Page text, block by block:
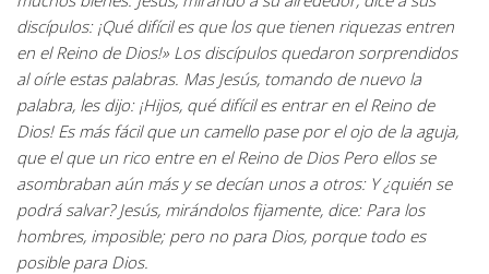
discípulos: ¡Qué difícil es que los que tienen riquezas entren
en el Reino de Dios!» Los discípulos quedaron sorprendidos
al oírle estas palabras. Mas Jesús, tomando de nuevo la
palabra, les dijo: ¡Hijos, qué difícil es entrar en el Reino de
Dios! Es más fácil que un camello pase por el ojo de la aguja,
que el que un rico entre en el Reino de Dios Pero ellos se
asombraban aún más y se decían unos a otros: Y ¿quién se
podrá salvar? Jesús, mirándolos fijamente, dice: Para los
hombres, imposible; pero no para Dios, porque todo es
posible para Dios.